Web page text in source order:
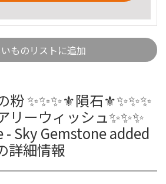
ものリストに追加
粉 ✨✨✨⚜隕石⚜✨✨✨
リーウィッシュ✨✨✨
- Sky Gemstone added
詳細情報